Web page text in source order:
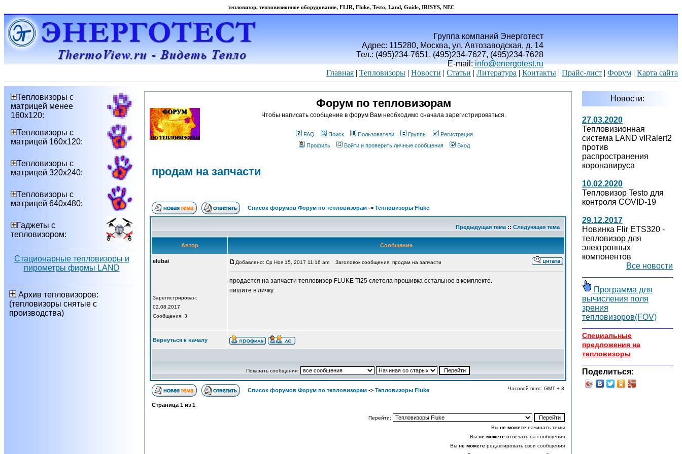
тепловизор, тепловизионное оборудование, FLIR, Fluke, Testo, Land, Guide, IRISYS, NEC
Группа компаний Энерготест
Адрес: 115280, Москва, ул. Автозаводская, д. 14
Тел.: (495)234-7651, (495)234-7627, (495)234-7628
E-mail:info@energotest.ru
Главная | Тепловизоры | Новости | Статьи | Литература | Контакты | Прайс-лист | Форум | Карта сайта
Тепловизоры с
матрицей менее
160х120:
Тепловизоры с
матрицей 160х120:
Тепловизоры с
матрицей 320х240:
Тепловизоры с
матрицей 640х480:
Гаджеты с
тепловизором:
Стационарные тепловизоры и
пирометры фирмы LAND
Архив тепловизоров:
(тепловизоры снятые с
производства)
Форум по тепловизорам
Чтобы написать сообщение в форум Вам необходимо сначала зарегистрироваться.
FAQ Поиск Пользователи Группы
Регистрация
Профиль
Войти и проверить личные сообщения Вход
продам на запчасти
Список форумов Форум по тепловизорам -> Тепловизоры Fluke
Предыдущая тема :: Следующая тема
Автор Сообщение
elubai
Зарегистрирован:
02.08.2017
Сообщения: 3
Добавлено: Ср Ноя 15, 2017 11:16 am Заголовок сообщения: продам на запчасти
продается на запчасти тепловизор FLUKE Ti25 слетела прошивка остальное в комплекте.
пишите в личку.
Вернуться к началу
Показать сообщения:
Список форумов Форум по тепловизорам -> Тепловизоры Fluke Часовой пояс: GMT + 3
Страница 1 из 1
Перейти:
Вы не можете начинать темы
Вы не можете отвечать на сообщения
Вы не можете редактировать свои сообщения
Новости:
27.03.2020
Тепловизионная
система LAND vIRalert2
против
распространения
коронавируса
10.02.2020
Тепловизор Testo для
контроля COVID-19
29.12.2017
Новинка Flir ETS320 -
тепловизор для
электронных
компонентов
Все новости
Программа для
вычисления поля
зрения
тепловизоров(FOV)
Специальные
предложения на
тепловизоры
Поделиться: